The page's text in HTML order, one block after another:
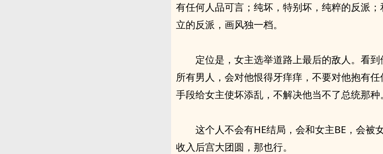
有任何人品可言；纯坏，特别坏，纯粹的反派
立的反派，画风独一档。
定位是，女主选举道路上最后的敌人。看
所有男人，会对他恨得牙痒痒，不要对他抱有
手段给女主使坏添乱，不解决他当不了总统那种。
这个人不会有HE结局，会和女主BE，会被
收入后宫大团圆，那也行。